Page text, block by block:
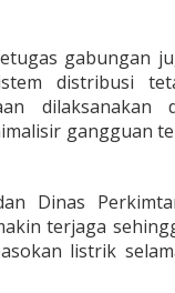
gabungan
distribusi
dilaksanakan
gangguan
Dinas
terjaga
listrik